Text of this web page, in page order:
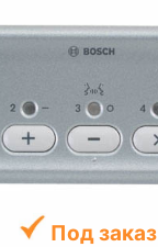
Под заказ